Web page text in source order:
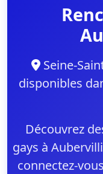
Seine-
disponibles
Découvrez
gays à
connectez-